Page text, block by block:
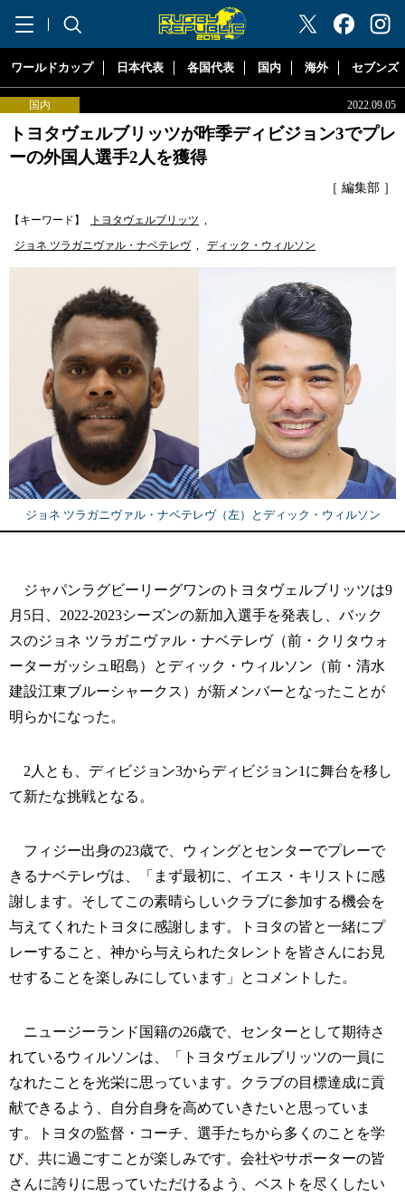
"ラグビーリパブリック"
ワールドカップ 日本代表 各国代表 国内 海外 セブンズ
国内 2022.09.05
トヨタヴェルブリッツが昨季ディビジョン3でプレ
ーの外国人選手2人を獲得
［ 編集部 ］
【キーワード】 トヨタヴェルブリッツ ,
ジョネ ツラガニヴァル・ナベテレヴ , ディック・ウィルソン
ジョネ ツラガニヴァル・ナベテレヴ（左）とディック・ウィルソン
ジャパンラグビーリーグワンのトヨタヴェルブリッツは9
月5日、2022-2023シーズンの新加入選手を発表し、バック
スのジョネ ツラガニヴァル・ナベテレヴ（前・クリタウォ
ーターガッシュ昭島）とディック・ウィルソン（前・清水
建設江東ブルーシャークス）が新メンバーとなったことが
明らかになった。
2人とも、ディビジョン3からディビジョン1に舞台を移し
て新たな挑戦となる。
フィジー出身の23歳で、ウィングとセンターでプレーで
きるナベテレヴは、「まず最初に、イエス・キリストに感
謝します。そしてこの素晴らしいクラブに参加する機会を
与えてくれたトヨタに感謝します。トヨタの皆と一緒にプ
レーすること、神から与えられたタレントを皆さんにお見
せすることを楽しみにしています」とコメントした。
ニュージーランド国籍の26歳で、センターとして期待さ
れているウィルソンは、「トヨタヴェルブリッツの一員に
なれたことを光栄に思っています。クラブの目標達成に貢
献できるよう、自分自身を高めていきたいと思っていま
す。トヨタの監督・コーチ、選手たちから多くのことを学
び、共に過ごすことが楽しみです。会社やサポーターの皆
さんに誇りに思っていただけるよう、ベストを尽くしたい